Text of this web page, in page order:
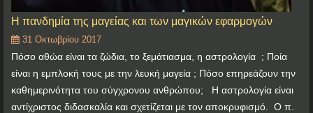
Η πανδημία της μαγείας και των μαγικών εφαρμογών
31 Οκτωβρίου 2017
Πόσο αθώα είναι τα ζώδια, το ξεμάτιασμα, η αστρολογία ; Ποία
είναι η εμπλοκή τους με την λευκή μαγεία ; Πόσο επηρεάζουν την
καθημερινότητα του σύγχρονου ανθρώπου; Η αστρολογία είναι
αντίχριστος διδασκαλία και σχετίζεται με τον αποκρυφισμό. Ο π.